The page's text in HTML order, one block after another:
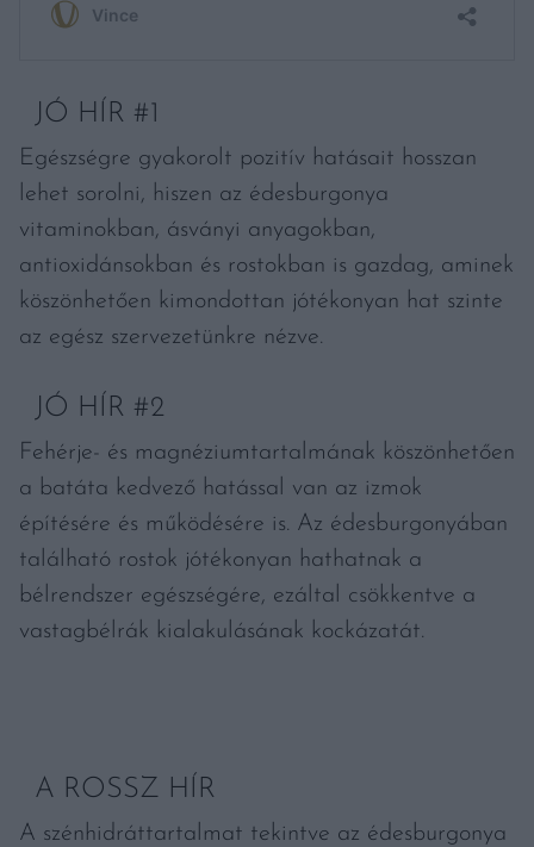
JÓ HÍR #1
Egészségre gyakorolt pozitív hatásait hosszan
lehet sorolni, hiszen az édesburgonya
vitaminokban, ásványi anyagokban,
antioxidánsokban és rostokban is gazdag, aminek
köszönhetően kimondottan jótékonyan hat szinte
az egész szervezetünkre nézve.
JÓ HÍR #2
Fehérje- és magnéziumtartalmának köszönhetően
a batáta kedvező hatással van az izmok
építésére és működésére is. Az édesburgonyában
található rostok jótékonyan hathatnak a
bélrendszer egészségére, ezáltal csökkentve a
vastagbélrák kialakulásának kockázatát.
A ROSSZ HÍR
A szénhidráttartalmat tekintve az édesburgonya